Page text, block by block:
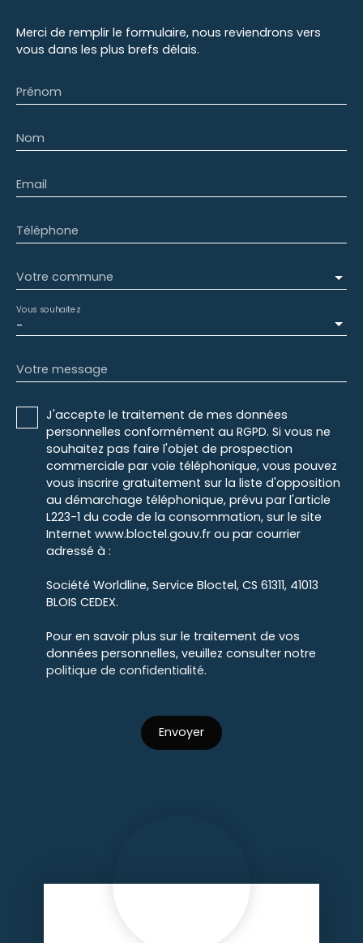
Merci de remplir le formulaire, nous reviendrons vers
vous dans les plus brefs délais.
Prénom
Nom
Email
Téléphone
Votre commune
-
Vous souhaitez
Votre message
J'accepte le traitement de mes données
personnelles conformément au RGPD. Si vous ne
souhaitez pas faire l'objet de prospection
commerciale par voie téléphonique, vous pouvez
vous inscrire gratuitement sur la liste d'opposition
au démarchage téléphonique, prévu par l'article
L223-1 du code de la consommation, sur le site
Internet www.bloctel.gouv.fr ou par courrier
adressé à :
Société Worldline, Service Bloctel, CS 61311, 41013
BLOIS CEDEX.
Pour en savoir plus sur le traitement de vos
données personnelles, veuillez consulter notre
politique de confidentialité.
Envoyer